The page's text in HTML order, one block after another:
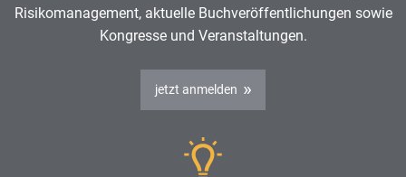
Risikomanagement, aktuelle Buchveröffentlichungen sowie
Kongresse und Veranstaltungen.
jetzt anmelden